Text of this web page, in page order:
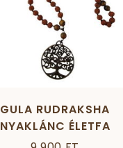
GULA RUDRAKSHA
NYAKLÁNC ÉLETFA
MEDÁLLAL